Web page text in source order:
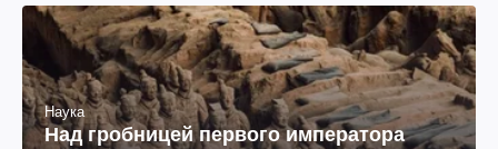
Наука
Над гробницей первого императора